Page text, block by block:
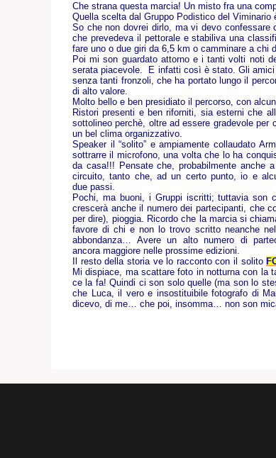
Che strana questa marcia! Un misto fra una
Quella scelta dal Gruppo Podistico del
So che non dovrei dirlo, ma vi devo confessare
che prevedeva il pettorale e stabiliva una
fare uno o due giri da 6,5 km o camminare a
Poi mi son guardato attorno e i tanti volti noti
serata piacevole. E infatti così è stato. Gli
senza tanti fronzoli, che ha portato lungo il
di alto valore.
Molto bello e ben presidiato il percorso, con
Ristori presenti e ben riforniti, sia esterni che
sottolineo perchè, oltre ad essere gradevole
un bel clima organizzativo.
Speaker il “solito” e ampiamente collaudato
sottrarre il microfono, una volta che lo ha
da casa!!! Pensate che, probabilmente anche
circuito, tanto che, ad un certo punto, io e
due passi.
Pochi, ma buoni, i Gruppi iscritti; tuttavia son
crescerà anche il numero dei partecipanti, che
per dire), pioggia. Ricordo che la marcia si
favore di chi e non lo trovo scritto neanche
abbondanza… Avere un alto numero di
ancora maggiore nelle prossime edizioni.
Il resto della storia ve lo racconto con il solito
Mi dispiace, ma scattare foto in notturna con la
ce la fa! Quindi ci son solo quelle (ma son lo
che Luca, il vero e insostituibile fotografo di
dicevo, di me… che poi, insomma… non son